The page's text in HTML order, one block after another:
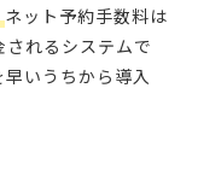
ネット予約手数料は
れるシステムで
いうちから導入